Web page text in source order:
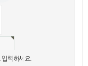
력하세요.